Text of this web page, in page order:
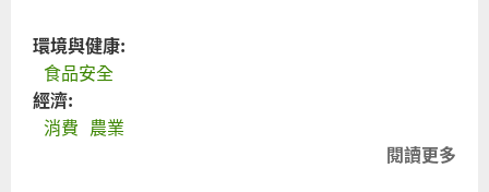
環境與健康:
食品安全
經濟:
消費 農業
閱讀更多